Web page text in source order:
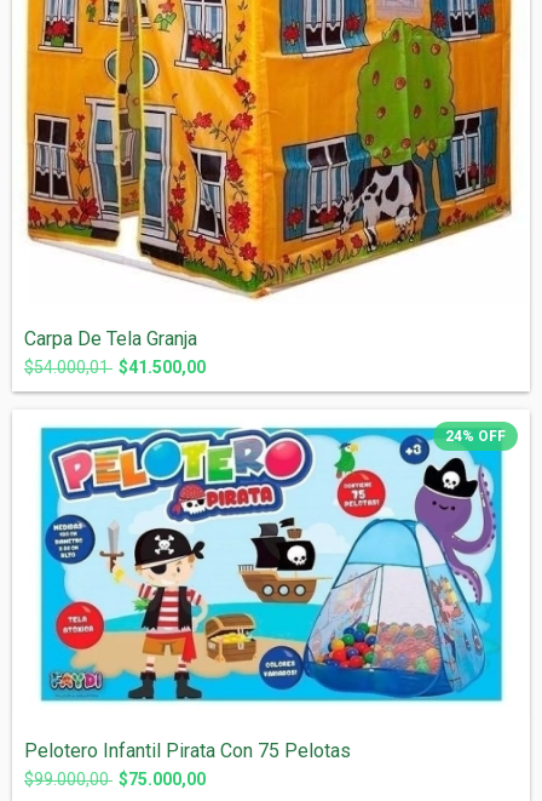
Carpa De Tela Granja
$54.000,01 $41.500,00
24% OFF
Pelotero Infantil Pirata Con 75 Pelotas
$99.000,00 $75.000,00